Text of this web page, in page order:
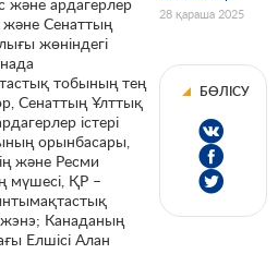
және Сенаттың
жөніндегі
тобының тең
Сенаттың Ұлттық
істері
орынбасары,
және Ресми
мүшесі, ҚР –
Канаданың
Елшісі Алан
28 қараша 2025
БӨЛІСУ